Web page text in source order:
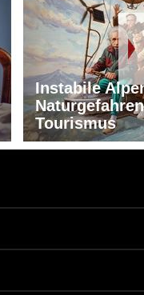
Instabile
Tourismus